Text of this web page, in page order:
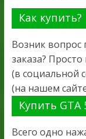
Как купить?
Возник вопрос
заказа?
(в социальной
(на нашем
Купить GTA
Всего одно